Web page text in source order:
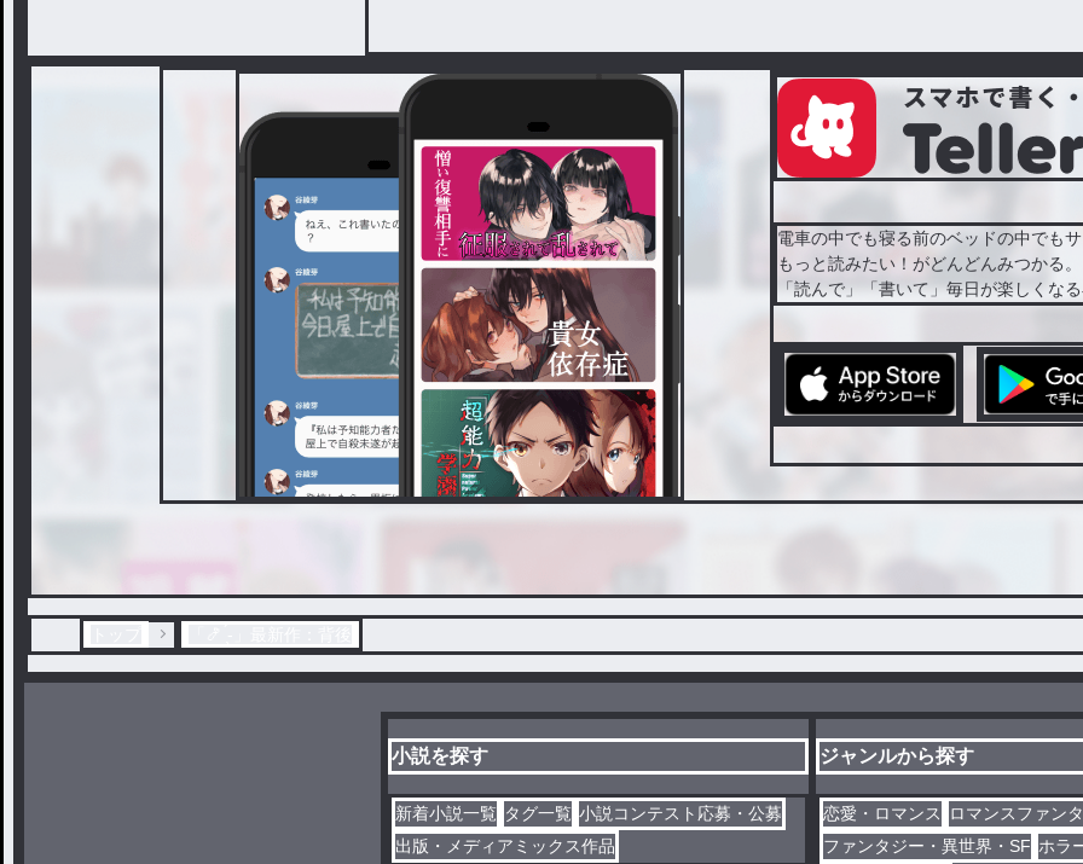
電車の中でも寝る前のベッドの中でも
もっと読みたい！がどんどんみつかる。
「読んで」「書いて」毎日が楽しくな
小説を探す
新着小説一覧 タグ一覧 小説コンテスト応募・公募
出版・メディアミックス作品
ジャンルから探す
恋愛・ロマンス
ロマンスファン
ファンタジー・異世界・SF ホラ